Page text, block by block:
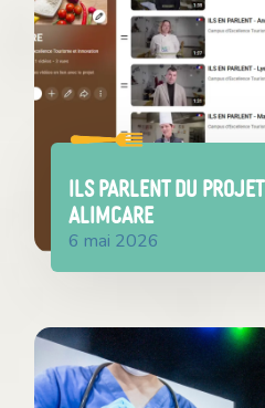
ILS PARLENT DU PROJET
ALIMCARE
6 mai 2026